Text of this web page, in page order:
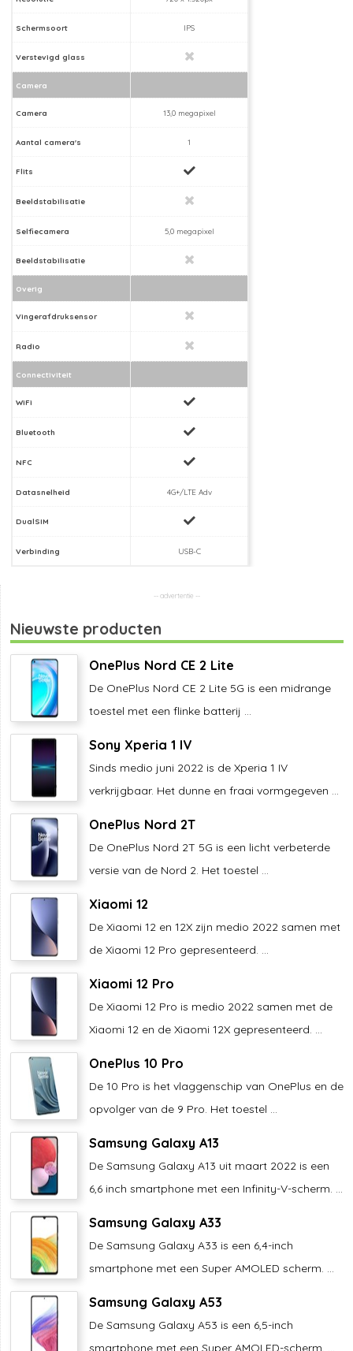
Schermsoort IPS
Verstevigd glass
Camera
Camera 13,0 megapixel
Aantal camera's 1
Flits
Beeldstabilisatie
Selfiecamera 5,0 megapixel
Beeldstabilisatie
Overig
Vingerafdruksensor
Radio
Connectiviteit
WiFi
Bluetooth
NFC
Datasnelheid 4G+/LTE Adv
DualSIM
Verbinding USB-C
Nieuwste producten
OnePlus Nord CE 2 Lite
De OnePlus Nord CE 2 Lite 5G is een midrange
toestel met een flinke batterij ...
Sony Xperia 1 IV
Sinds medio juni 2022 is de Xperia 1 IV
verkrijgbaar. Het dunne en fraai vormgegeven ...
OnePlus Nord 2T
De OnePlus Nord 2T 5G is een licht verbeterde
versie van de Nord 2. Het toestel ...
Xiaomi 12
De Xiaomi 12 en 12X zijn medio 2022 samen met
de Xiaomi 12 Pro gepresenteerd. ...
Xiaomi 12 Pro
De Xiaomi 12 Pro is medio 2022 samen met de
Xiaomi 12 en de Xiaomi 12X gepresenteerd. ...
OnePlus 10 Pro
De 10 Pro is het vlaggenschip van OnePlus en de
opvolger van de 9 Pro. Het toestel ...
Samsung Galaxy A13
De Samsung Galaxy A13 uit maart 2022 is een
6,6 inch smartphone met een Infinity-V-scherm. ...
Samsung Galaxy A33
De Samsung Galaxy A33 is een 6,4-inch
smartphone met een Super AMOLED scherm. ...
Samsung Galaxy A53
De Samsung Galaxy A53 is een 6,5-inch
smartphone met een Super AMOLED-scherm. ...